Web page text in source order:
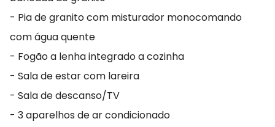
- Pia de granito com misturador monocomando
com água quente
- Fogão a lenha integrado a cozinha
- Sala de estar com lareira
- Sala de descanso/TV
- 3 aparelhos de ar condicionado